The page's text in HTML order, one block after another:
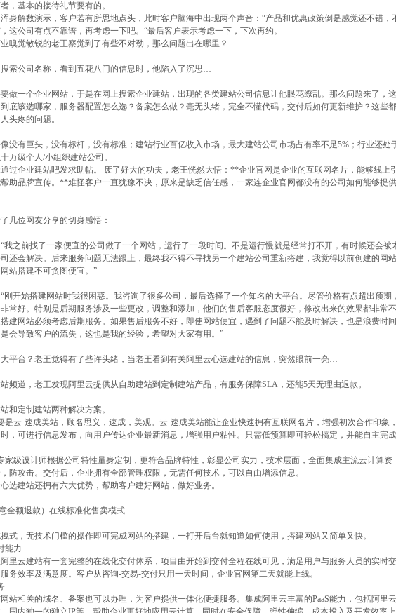
，基本的接待礼节要有的。
身解数演示，客户若有所思地点头，此时客户脑海中出现两个声音：“产品和优惠政策倒是感觉还不错，
这公司有点不靠谱，再考虑一下吧。“最后客户表示考虑一下，下次再约。
嗅觉敏锐的老王察觉到了有些不对劲，那么问题出在哪里？
索公司名称，看到五花八门的信息时，他陷入了沉思…
做一个企业网站，于是在网上搜索企业建站，出现的各类建站公司信息让他眼花缭乱。那么问题来了，这
底该选哪家，服务器配置怎么选？备案怎么做？毫无头绪，完全不懂代码，交付后如何更新维护？这些都
头疼的问题。
没有巨头，没有标杆，没有标准；建站行业百亿收入市场，最大建站公司市场占有率不足5%；行业还处
万级个人/小组织建站公司。
过企业建站吧发求助帖。 废了好大的功夫，老王恍然大悟：**企业官网是企业的互联网名片，能够线上引
助品牌宣传。**难怪客户一直犹豫不决，原来是缺乏信任感，一家连企业官网都没有的公司如何能够提供
几位网友分享的切身感悟：
我之前找了一家便宜的公司做了一个网站，运行了一段时间。不是运行慢就是经常打不开，有时候还会被
还会解决。后来服务问题无法跟上，最终我不得不寻找另一个建站公司重新搭建，我觉得以前创建的网站
站搭建不可贪图便宜。”
刚开始搭建网站时我很困惑。我咨询了很多公司，最后选择了一个知名的大平台。尽管价格有点超出预期，
常好。特别是后期服务涉及一些更改，调整和添加，他们的售后客服态度很好，修改出来的效果都非常不
建网站必须考虑后期服务。如果售后服务不好，即使网站便宜，遇到了问题不能及时解决，也是浪费时间
会导致客户的流失，这也是我的经验，希望对大家有用。”
平台？老王觉得有了些许头绪，当老王看到有关阿里云心选建站的信息，突然眼前一亮…
频道，老王发现阿里云提供从自助建站到定制建站产品，有服务保障SLA，还能5天无理由退款。
和定制建站两种解决方案。
是云·速成美站，顾名思义，速成，美观。云·速成美站能让企业快速拥有互联网名片，增强初次合作印象，
，可进行信息发布，向用户传达企业最新消息，增强用户粘性。只需低预算即可轻松搞定，并能自主完成
家级设计师根据公司特性量身定制，更符合品牌特性，彰显公司实力，技术层面，全面集成主流云计算资
防攻击。交付后，企业拥有全部管理权限，无需任何技术，可以自由增添信息。
选建站还拥有六大优势，帮助客户建好网站，做好业务。
全额退款）在线标准化售卖模式
式，无技术门槛的操作即可完成网站的搭建，一打开后台就知道如何使用，搭建网站又简单又快。
能力
里云建站有一套完整的在线化交付体系，项目由开始到交付全程在线可见，满足用户与服务人员的实时交
务效率及满意度。客户从咨询-交易-交付只用一天时间，企业官网第二天就能上线。
站相关的域名、备案也可以办理，为客户提供一体化便捷服务。集成阿里云丰富的PaaS能力，包括阿里云